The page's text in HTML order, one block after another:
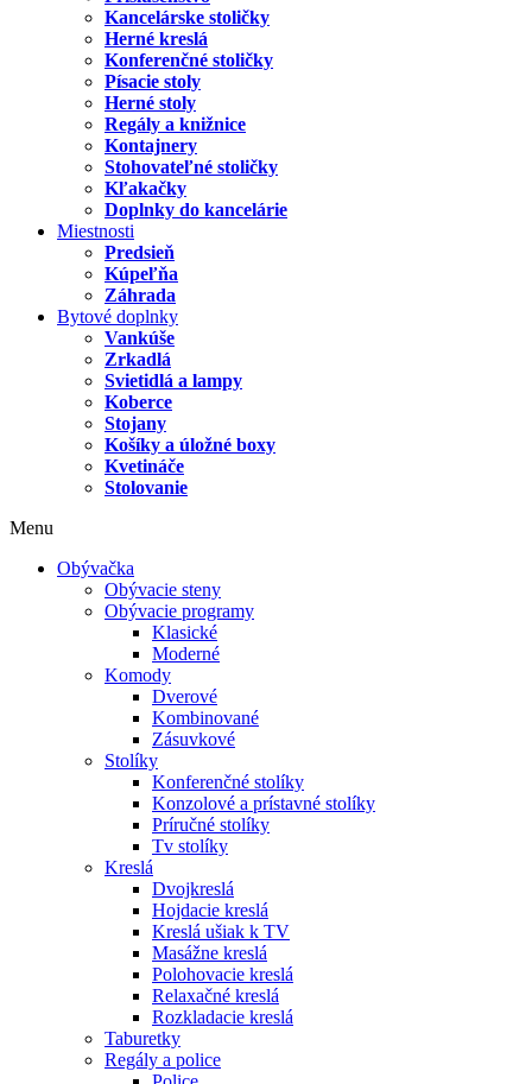
Kancelárske stoličky
Herné kreslá
Konferenčné stoličky
Písacie stoly
Herné stoly
Regály a knižnice
Kontajnery
Stohovateľné stoličky
Kľakačky
Doplnky do kancelárie
Miestnosti
Predsieň
Kúpeľňa
Záhrada
Bytové doplnky
Vankúše
Zrkadlá
Svietidlá a lampy
Koberce
Stojany
Košíky a úložné boxy
Kvetináče
Stolovanie
Menu
Obývačka
Obývacie steny
Obývacie programy
Klasické
Moderné
Komody
Dverové
Kombinované
Zásuvkové
Stolíky
Konferenčné stolíky
Konzolové a prístavné stolíky
Príručné stolíky
Tv stolíky
Kreslá
Dvojkreslá
Hojdacie kreslá
Kreslá ušiak k TV
Masážne kreslá
Polohovacie kreslá
Relaxačné kreslá
Rozkladacie kreslá
Taburetky
Regály a police